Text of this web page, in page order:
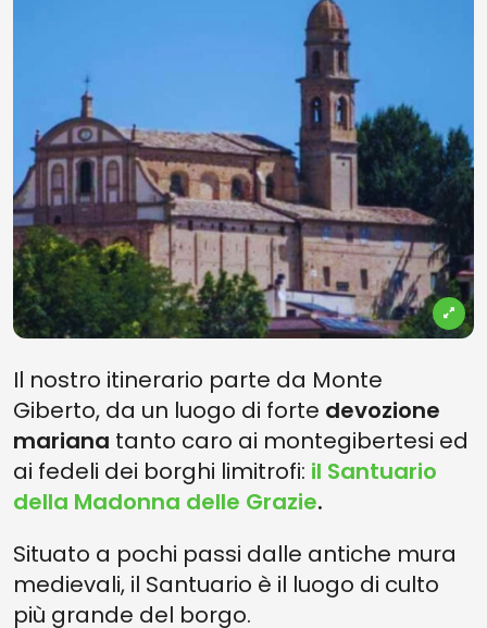
Il nostro itinerario parte da Monte
Giberto, da un luogo di forte devozione
mariana tanto caro ai montegibertesi ed
ai fedeli dei borghi limitrofi: il Santuario
della Madonna delle Grazie.
Situato a pochi passi dalle antiche mura
medievali, il Santuario è il luogo di culto
più grande del borgo.